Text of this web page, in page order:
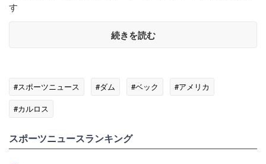
す
続きを読む
#スポーツニュース #ダム #ベック
#アメリカ
#カルロス
スポーツニュースランキング